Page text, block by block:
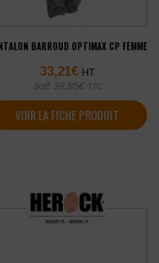
BARROUD OPTIMAX CP FEMME
33,21€ HT
soit 39,85€ TTC
VOIR LA FICHE PRODUIT